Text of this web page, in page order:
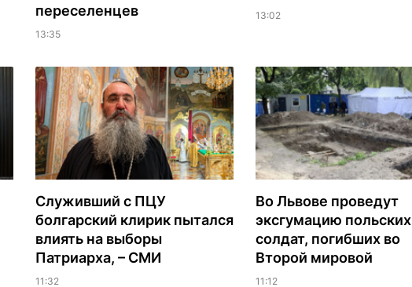
переселенцев
13:35
13:02
Служивший с ПЦУ
болгарский клирик пытался
влиять на выборы
Патриарха, – СМИ
11:32
Во Львове проведут
эксгумацию польских
солдат, погибших во
Второй мировой
11:12